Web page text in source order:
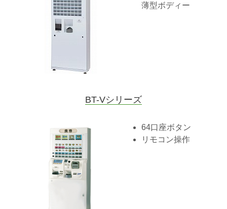
薄型ボディー
BT-Vシリーズ
64口座ボタン
リモコン操作